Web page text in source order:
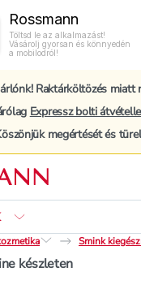
Rossmann
Töltsd le az alkalmazást!
Vásárolj gyorsan és könnyedén
a mobilodról!
Raktárköltözés miatt
Expressz bolti
megértését és
Smink
készleten